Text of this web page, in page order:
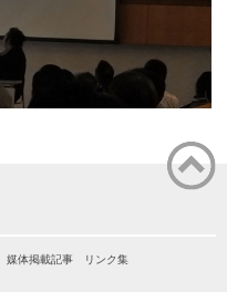
媒体掲載記事 リンク集